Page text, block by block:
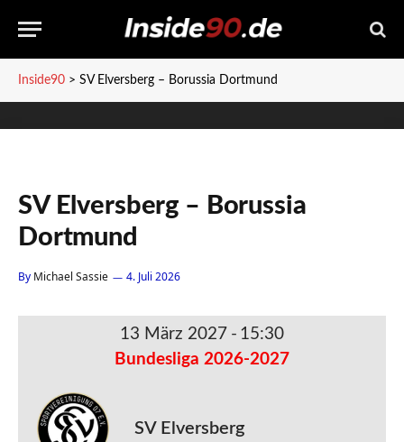
Inside90 > SV Elversberg – Borussia Dortmund
SV Elversberg – Borussia
Dortmund
By Michael Sassie 4. Juli 2026
13 März 2027 - 15:30
Bundesliga 2026-2027
SV Elversberg